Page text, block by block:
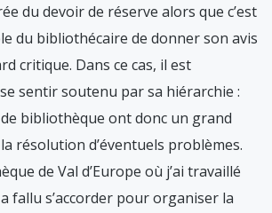
du devoir de réserve alors que c’est
du bibliothécaire de donner son avis
critique. Dans ce cas, il est
sentir soutenu par sa hiérarchie :
bibliothèque ont donc un grand
résolution d’éventuels problèmes.
de Val d’Europe où j’ai travaillé
fallu s’accorder pour organiser la